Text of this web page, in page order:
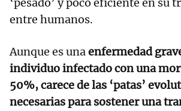
‘pesado’ y poco eficiente en su
entre humanos.
Aunque es unaenfermedad
individuo infectado con una
50%, carece de las ‘patas’
necesarias para sostener una